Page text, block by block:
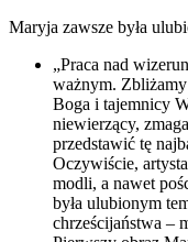
Maryja zawsze była
„Praca nad
ważnym.
Boga i tajemnicy
niewierzący,
przedstawić tę
Oczywiście,
modli, a nawet
była ulubionym
chrześcijaństwa –